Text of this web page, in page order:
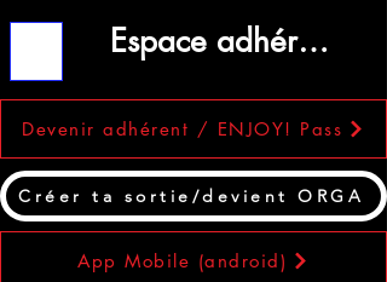
Devenir adhérent / ENJOY! Pass
Créer ta sortie/devient ORGA
Espace adhérent
App Mobile (android)